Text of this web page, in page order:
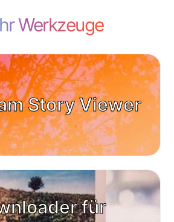
Werkzeuge
Story Viewer
für